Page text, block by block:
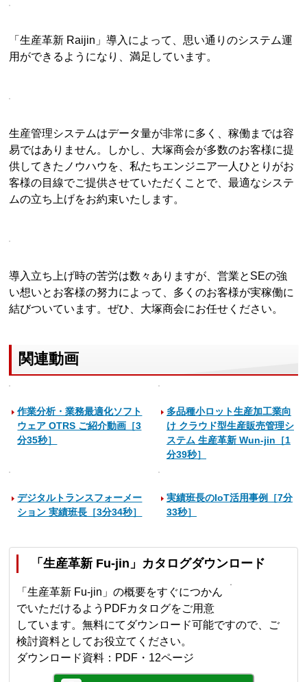
「生産革新 Raijin」導入によって、思い通りのシステム運
用ができるようになり、満足しています。
生産管理システムはデータ量が非常に多く、稼働までは容
易ではありません。しかし、大塚商会が多数のお客様に提
供してきたノウハウを、私たちエンジニア一人ひとりがお
客様の目線でご提供させていただくことで、最適なシステ
ムの立ち上げをお約束いたします。
導入立ち上げ時の苦労は数々ありますが、営業とSEの強
い想いとお客様の努力によって、多くのお客様が実稼働に
結びついています。ぜひ、大塚商会にお任せください。
関連動画
作業分析・業務最適化ソフト
ウェア OTRS ご紹介動画［3
分35秒］
多品種小ロット生産加工業向
け クラウド型生産販売管理シ
ステム 生産革新 Wun-jin［1
分39秒］
デジタルトランスフォーメー
ション 実績班長［3分34秒］
実績班長のIoT活用事例［7分
33秒］
「生産革新 Fu-jin」カタログダウンロード
「生産革新 Fu-jin」の概要をすぐにつかん
でいただけるようPDFカタログをご用意
しています。無料にてダウンロード可能ですので、ご
検討資料としてお役立てください。
ダウンロード資料：PDF・12ページ